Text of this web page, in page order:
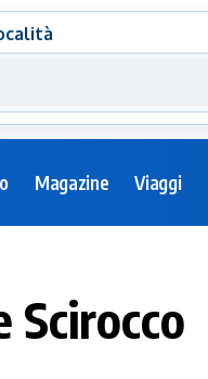
Magazine Viaggi
Scirocco